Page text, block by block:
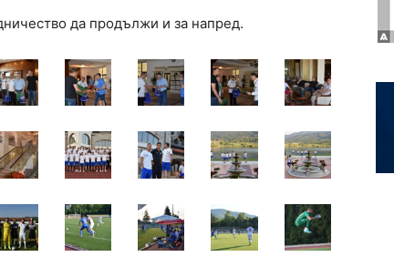
да продължи и за напред.